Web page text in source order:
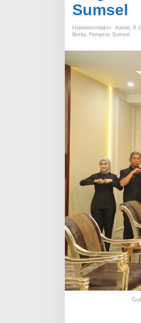
Sumsel
Hainewsredaksi
Kamis, 8
Berita Pemprov Sumsel